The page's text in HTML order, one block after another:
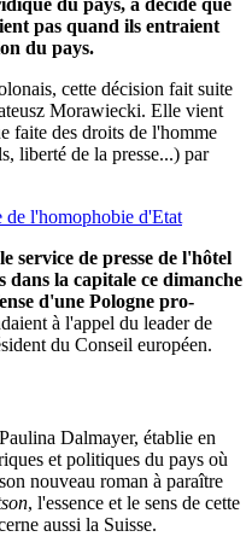
pas quand ils entraient
du pays.
cette décision fait suite
Morawiecki. Elle vient
faite des droits de l'homme
liberté de la presse...) par
l'homophobie d'Etat
service de presse de l'hôtel
dans la capitale ce dimanche
d'une Pologne pro-
à l'appel du leader de
du Conseil européen.
Dalmayer, établie en
et politiques du pays où
nouveau roman à paraître
, l'essence et le sens de cette
aussi la Suisse.